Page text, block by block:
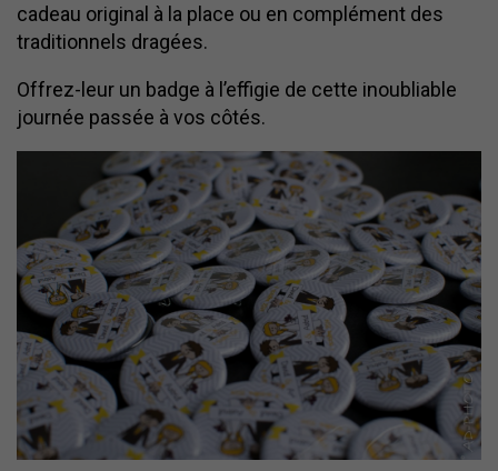
cadeau original à la place ou en complément des
traditionnels dragées.
Offrez-leur un badge à l’effigie de cette inoubliable
journée passée à vos côtés.